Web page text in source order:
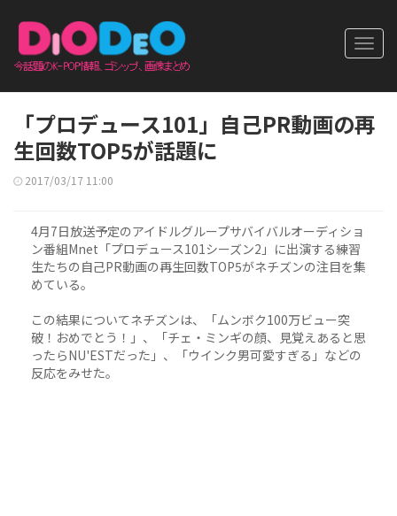
「プロデュース101」自己PR動画の再
生回数TOP5が話題に
2017/03/17 11:00
4月7日放送予定のアイドルグループサバイバルオーディショ
ン番組Mnet「プロデュース101シーズン2」に出演する練習
生たちの自己PR動画の再生回数TOP5がネチズンの注目を集
めている。
この結果についてネチズンは、「ムンボク100万ビュー突
破！おめでとう！」、「チェ・ミンギの顔、見覚えあると思
ったらNU'ESTだった」、「ウインク男可愛すぎる」などの
反応をみせた。